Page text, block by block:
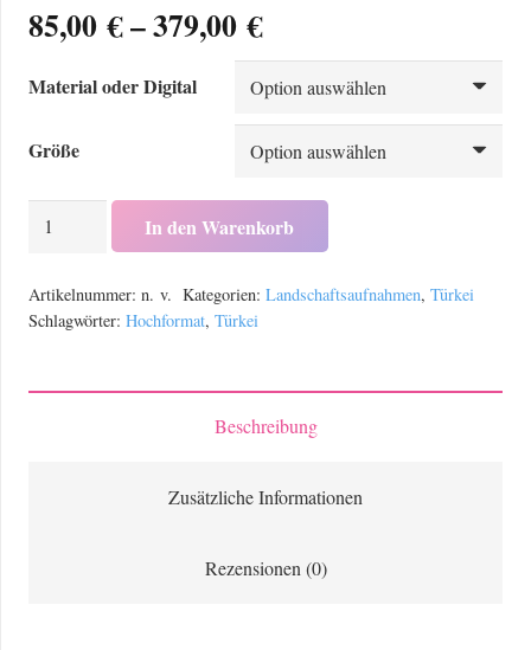
85,00€–379,00€Preisspanne:
85,00 €
bis
379,00 €
Material oder Digital
Größe
Hochformat:
Kappadokien
Morgendämmerung
In den Warenkorb
Artikelnummer: n. v. Kategorien: Landschaftsaufnahmen, Türkei
Schlagwörter: Hochformat, Türkei
Beschreibung
Zusätzliche Informationen
Rezensionen (0)